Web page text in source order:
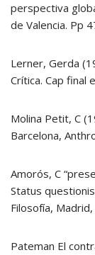
perspectiva
de Valencia. Pp
Lerner, Gerda
Crítica. Cap final
Molina Petit, C
Barcelona,
Amorós, C
Status
Filosofía,
Pateman El